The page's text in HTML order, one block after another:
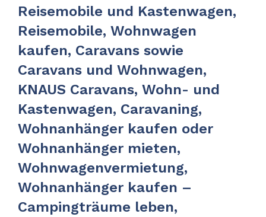
Reisemobile und Kastenwagen,
Reisemobile, Wohnwagen
kaufen, Caravans sowie
Caravans und Wohnwagen,
KNAUS Caravans, Wohn- und
Kastenwagen, Caravaning,
Wohnanhänger kaufen oder
Wohnanhänger mieten,
Wohnwagenvermietung,
Wohnanhänger kaufen –
Campingträume leben,